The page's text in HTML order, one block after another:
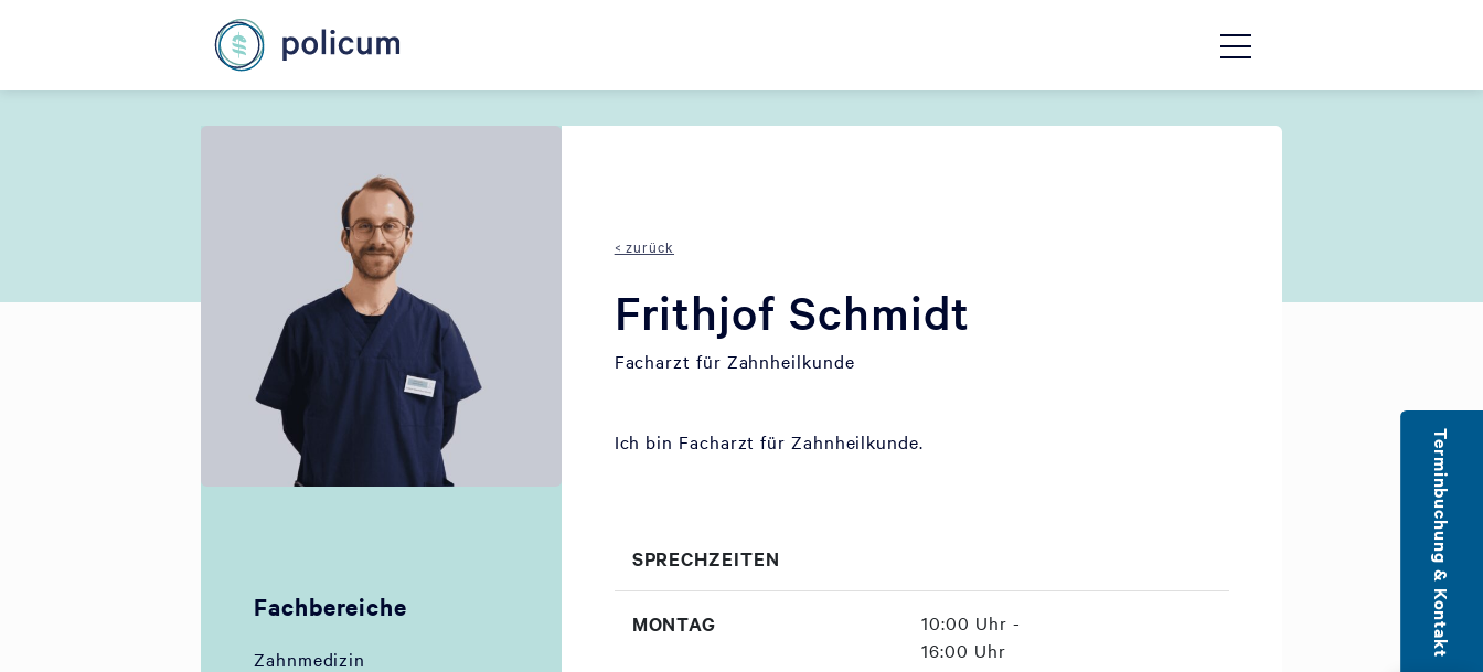
Fachbereiche
Zahnmedizin
< zurück
Frithjof Schmidt
Facharzt für Zahnheilkunde
Ich bin Facharzt für Zahnheilkunde.
SPRECHZEITEN
MONTAG
10:00 Uhr -
16:00 Uhr
Terminbuchung & Kontakt